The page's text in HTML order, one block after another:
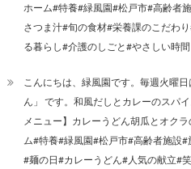
ホーム#特養#緑風園#松戸市#高齢者
さつま汁#旬の食材#栄養課のこだわ
る暮らし#介護のしごと#やさしい時間
こんにちは、緑風園です。毎週火曜
ん」 です。和風だしとカレーのスパ
メニュー】カレーうどん胡瓜とオク
ム#特養#緑風園#松戸市#高齢者施設
#麺の日#カレーうどん#人気の献立#